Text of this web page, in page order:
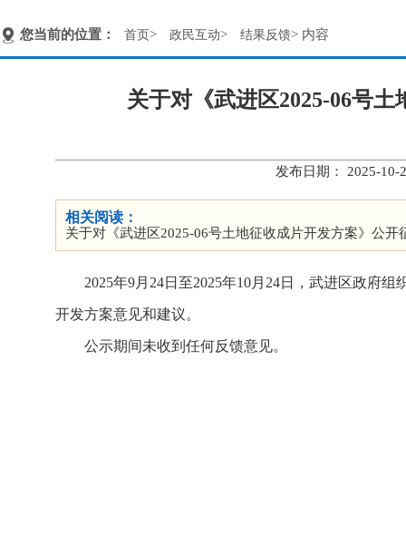
您当前的位置： 首页> 政民互动> 结果反馈> 内容
关于对《武进区2025-06号
发布日期： 2025-
相关阅读：
关于对《武进区2025-06号土地征收成片开发方案》公开
2025年9月24日至2025年10月24日，武进区政府
开发方案意见和建议。
公示期间未收到任何反馈意见。